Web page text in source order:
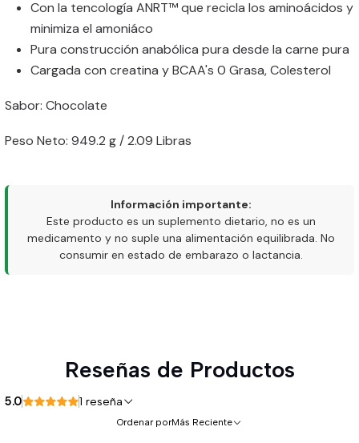
Con la tencología ANRT™ que recicla los aminoácidos y
minimiza el amoniáco
Pura construcción anabólica pura desde la carne pura
Cargada con creatina y BCAA's 0 Grasa, Colesterol
Sabor: Chocolate
Peso Neto: 949.2 g / 2.09 Libras
Información importante:
Este producto es un suplemento dietario, no es un
medicamento y no suple una alimentación equilibrada. No
consumir en estado de embarazo o lactancia.
Reseñas de Productos
5.0 1 reseña
Ordenar porMás Reciente